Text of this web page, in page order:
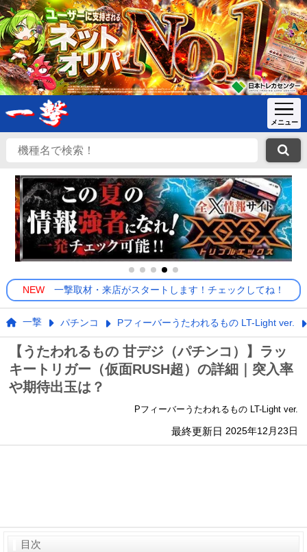
NEW 一撃取材・来店がスタートします！チェックしてね！
一撃 パチンコ Pフィーバーうたわれるもの LT-Light ver.
【うたわれるもの 甘デジ（パチンコ）】ラッ
キートリガー（仮面RUSH超）の詳細｜突入率
や期待出玉は？
Pフィーバーうたわれるもの LT-Light ver.
最終更新日 2025年12月23日
目次